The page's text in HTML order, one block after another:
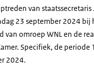
van
23 september 2024
van omroep WNL en de
Specifiek, de
2024.